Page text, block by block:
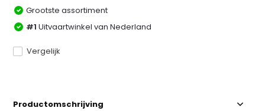
Grootste assortiment
#1 Uitvaartwinkel van Nederland
Vergelijk
Productomschrijving